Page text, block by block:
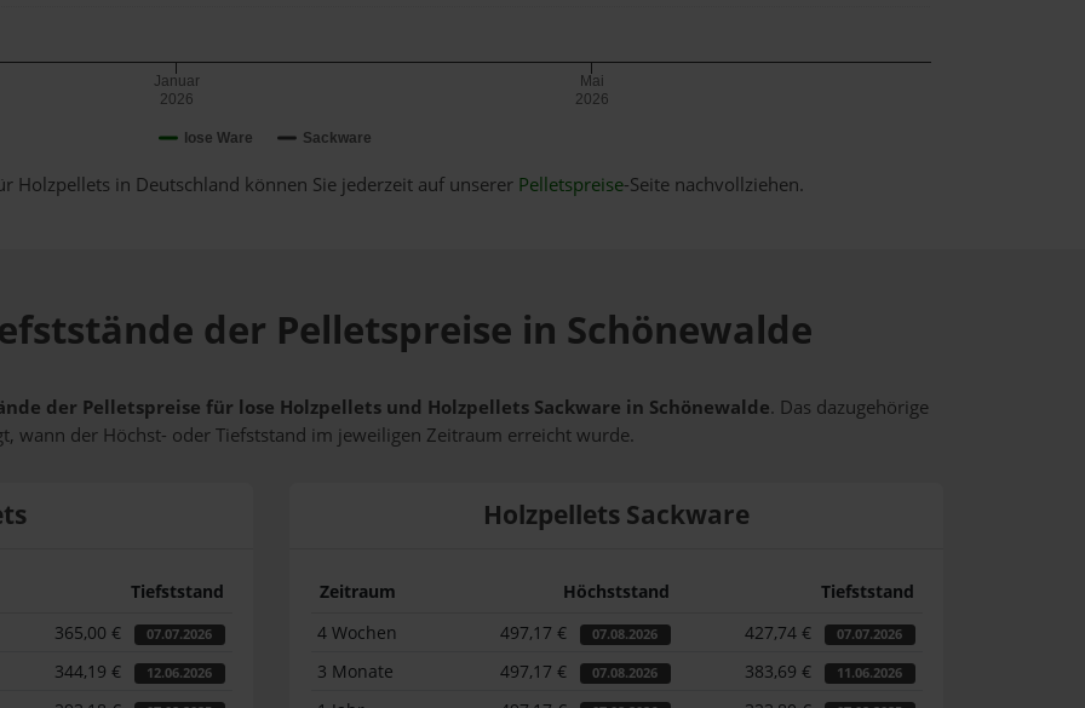
lose Ware Sackware
Januar
2026
Mai
2026
Holzpellets in Deutschland können Sie jederzeit auf unserer Pelletspreise-Seite nachvollziehen.
der Pelletspreise in Schönewalde
der Pelletspreise für lose Holzpellets und Holzpellets Sackware in Schönewalde. Das dazugehörige
wann der Höchst- oder Tiefststand im jeweiligen Zeitraum erreicht wurde.
Tiefststand
365,00 € 07.07.2026
344,19 € 12.06.2026
Holzpellets Sackware
Zeitraum Höchststand
Tiefststand
4 Wochen
497,17 € 07.08.2026 427,74 € 07.07.2026
3 Monate 497,17 € 07.08.2026 383,69 € 11.06.2026